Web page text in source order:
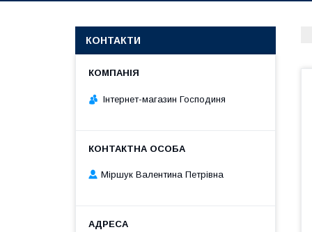
КОНТАКТИ
Інтернет-магазин Господиня
Міршук Валентина Петрівна